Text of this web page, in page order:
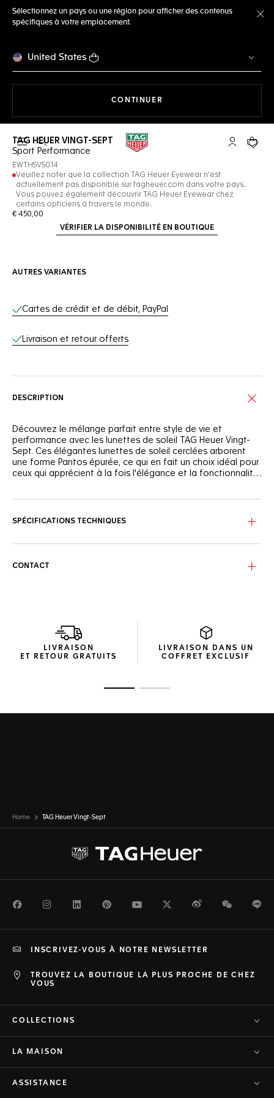
Sélectionnez un pays ou une région pour afficher des contenus
spécifiques à votre emplacement.
United States
CONTINUER
Ouvrir la barre de recherche Compte My
Votre
TAG HEUER VINGT-SEPT
Sport Performance
EWTHSVS014
Veuillez noter que la collection TAG Heuer Eyewear n'est
actuellement pas disponible sur tagheuer.com dans votre pays.
Vous pouvez également découvrir TAG Heuer Eyewear chez
certains opticiens à travers le monde.
€ 450,00
VÉRIFIER LA DISPONIBILITÉ EN BOUTIQUE
AUTRES VARIANTES
Services en ligne
Cartes de crédit et de débit, PayPal
Livraison et retour offerts
DESCRIPTION
Découvrez le mélange parfait entre style de vie et
performance avec les lunettes de soleil TAG Heuer Vingt-
Sept. Ces élégantes lunettes de soleil cerclées arborent
une forme Pantos épurée, ce qui en fait un choix idéal pour
ceux qui apprécient à la fois l'élégance et la fonctionnalité
devant. Le système d'ouverture et de fermeture elliptique
Les verres de couleur sauge argenté avec un flash argenté
clarté et confort pour un usage quotidien.
Ces lunettes de soleil sont livrées dans un emballage
compact et écologique, fabriqué en matériaux recyclés, qui
SPÉCIFICATIONS TECHNIQUES
CONTACT
LIVRAISON
ET RETOUR GRATUITS
LIVRAISON DANS UN
COFFRET EXCLUSIF
Home TAG Heuer Vingt-Sept
FacebookInstagramLinkedInPinterestYoutubeTwitterWeiboWeChat
TROUVEZ LA BOUTIQUE LA PLUS PROCHE DE CHEZ
VOUS
INSCRIVEZ-VOUS À NOTRE NEWSLETTER
COLLECTIONS
LA MAISON
ASSISTANCE